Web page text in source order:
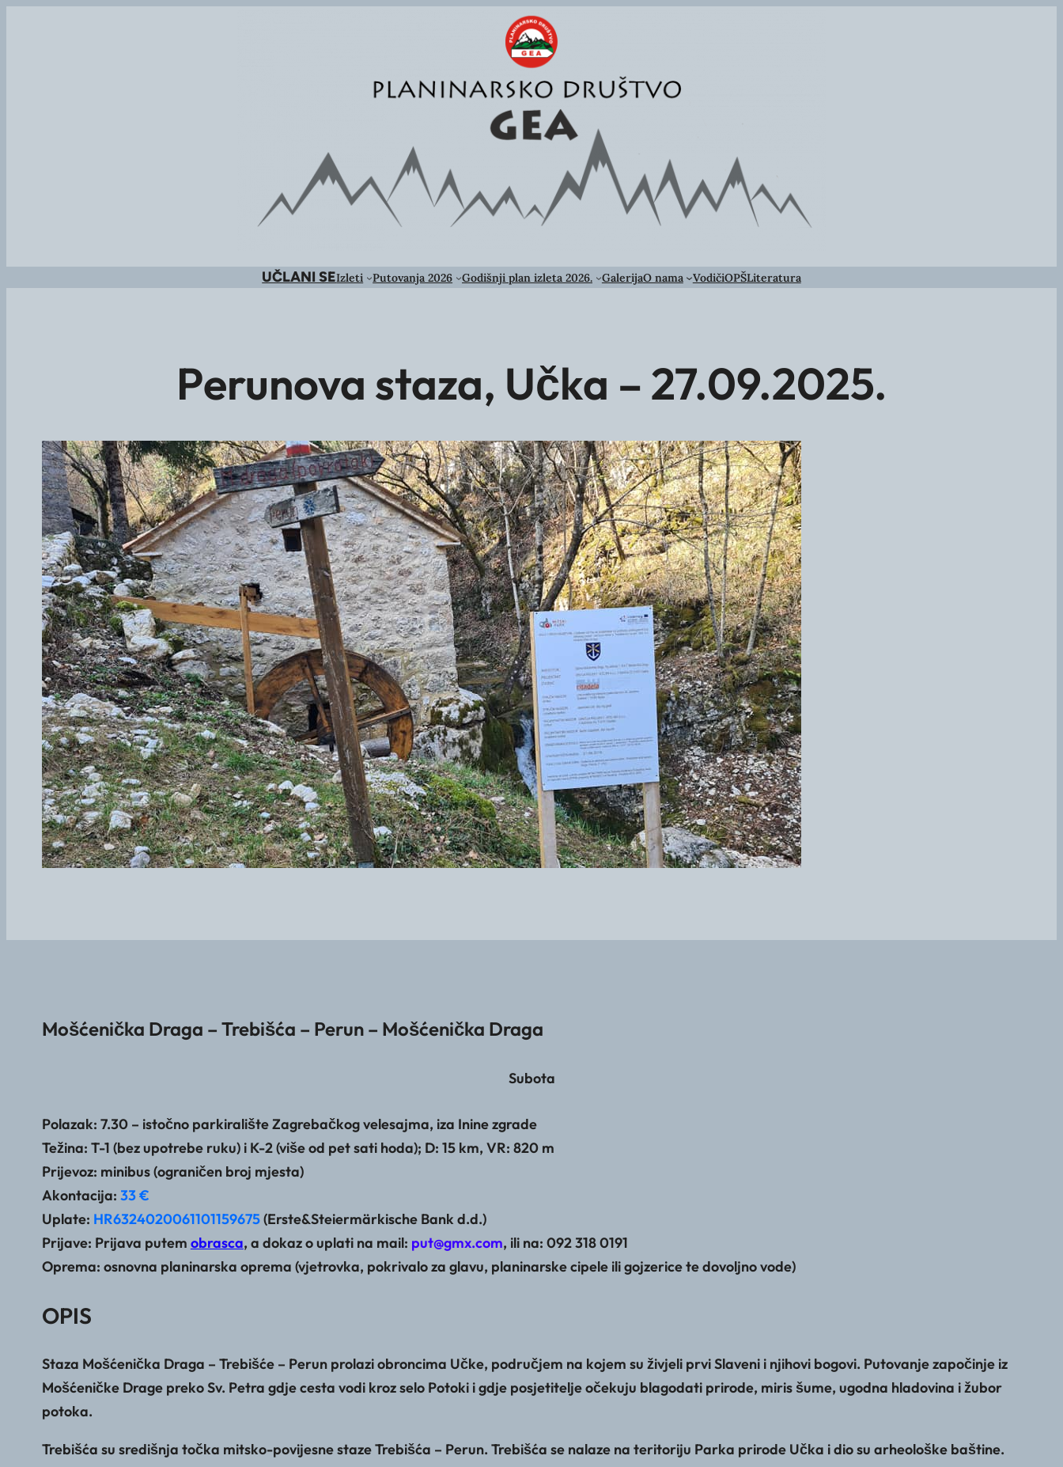
UČLANI SEIzleti Putovanja 2026 Godišnji plan izleta 2026. GalerijaO nama VodičiOPŠLiteratura
Perunova staza, Učka – 27.09.2025.
Mošćenička Draga – Trebišća – Perun – Mošćenička Draga
Subota
Polazak: 7.30 – istočno parkiralište Zagrebačkog velesajma, iza Inine zgrade
Težina: T-1 (bez upotrebe ruku) i K-2 (više od pet sati hoda); D: 15 km, VR: 820 m
Prijevoz: minibus (ograničen broj mjesta)
Akontacija: 33 €
Uplate: HR6324020061101159675(Erste&Steiermärkische Bank d.d.)
Prijave: Prijava putem obrasca, a dokaz o uplati na mail: put@gmx.com, ili na: 092 318 0191
Oprema: osnovna planinarska oprema (vjetrovka, pokrivalo za glavu, planinarske cipele ili gojzerice te dovoljno vode)
OPIS
Staza Mošćenička Draga – Trebišće – Perun prolazi obroncima Učke, područjem na kojem su živjeli prvi Slaveni i njihovi bogovi. Putovanje započinje iz
Mošćeničke Drage preko Sv. Petra gdje cesta vodi kroz selo Potoki i gdje posjetitelje očekuju blagodati prirode, miris šume, ugodna hladovina i žubor
potoka.
Trebišća su središnja točka mitsko-povijesne staze Trebišća – Perun. Trebišća se nalaze na teritoriju Parka prirode Učka i dio su arheološke baštine.